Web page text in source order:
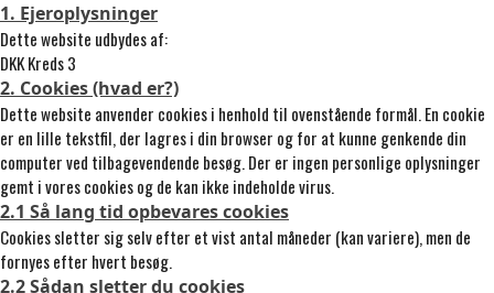
1. Ejeroplysninger
Dette website udbydes af:
DKK Kreds 3
2. Cookies (hvad er?)
Dette website anvender cookies i henhold til ovenstående formål. En cookie
er en lille tekstfil, der lagres i din browser og for at kunne genkende din
computer ved tilbagevendende besøg. Der er ingen personlige oplysninger
gemt i vores cookies og de kan ikke indeholde virus.
2.1 Så lang tid opbevares cookies
Cookies sletter sig selv efter et vist antal måneder (kan variere), men de
fornyes efter hvert besøg.
2.2 Sådan sletter du cookies